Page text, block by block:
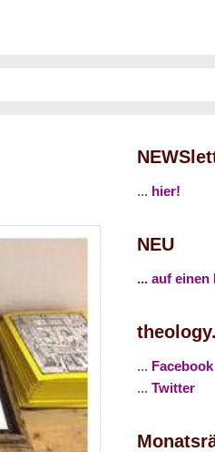
... hier!
NEU
... auf einen
... Facebook
... Twitter